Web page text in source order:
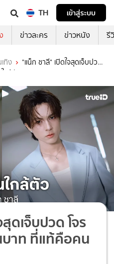
TH
เข้าสู่ระบบ
ข่าวละคร ข่าวหนัง รี
ทิง
"แน็ก ชาลี" เปิดใจสุดเจ็บปวด
ล้ตัว
ดเจ็บปวด โจร
าท ที่แท้คือคน